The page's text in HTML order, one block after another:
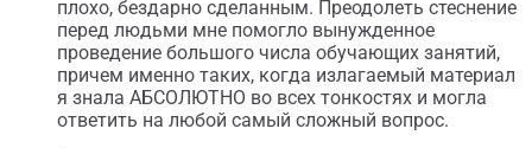
плохо, бездарно сделанным. Преодолеть стеснение
перед людьми мне помогло вынужденное
проведение большого числа обучающих занятий,
причем именно таких, когда излагаемый материал
я знала АБСОЛЮТНО во всех тонкостях и могла
ответить на любой самый сложный вопрос.